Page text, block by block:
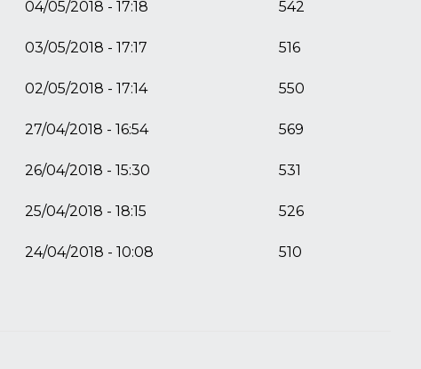
04/05/2018 - 17:18 542
03/05/2018 - 17:17 516
02/05/2018 - 17:14 550
27/04/2018 - 16:54 569
26/04/2018 - 15:30 531
25/04/2018 - 18:15 526
24/04/2018 - 10:08 510